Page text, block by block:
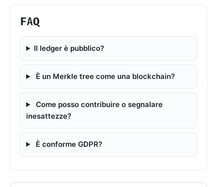
FAQ
Il ledger è pubblico?
È un Merkle tree come una blockchain?
Come posso contribuire o segnalare
inesattezze?
È conforme GDPR?